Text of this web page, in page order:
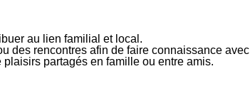
au lien familial et local.
des rencontres afin de faire connaissance avec
plaisirs partagés en famille ou entre amis.